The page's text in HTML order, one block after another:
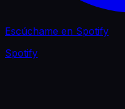
Escúchame en Spotify
Spotify